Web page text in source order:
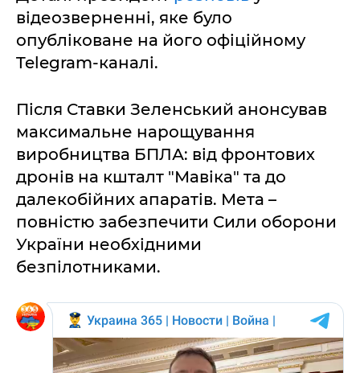
відеозверненні, яке було
опубліковане на його офіційному
Telegram-каналі.
Після Ставки Зеленський анонсував
максимальне нарощування
виробництва БПЛА: від фронтових
дронів на кшталт "Мавіка" та до
далекобійних апаратів. Мета –
повністю забезпечити Сили оборони
України необхідними
безпілотниками.